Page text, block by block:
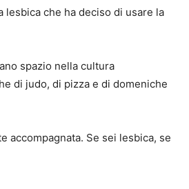
che ha deciso di usare la
spazio nella cultura
di judo, di pizza e di domeniche
accompagnata. Se sei lesbica, se